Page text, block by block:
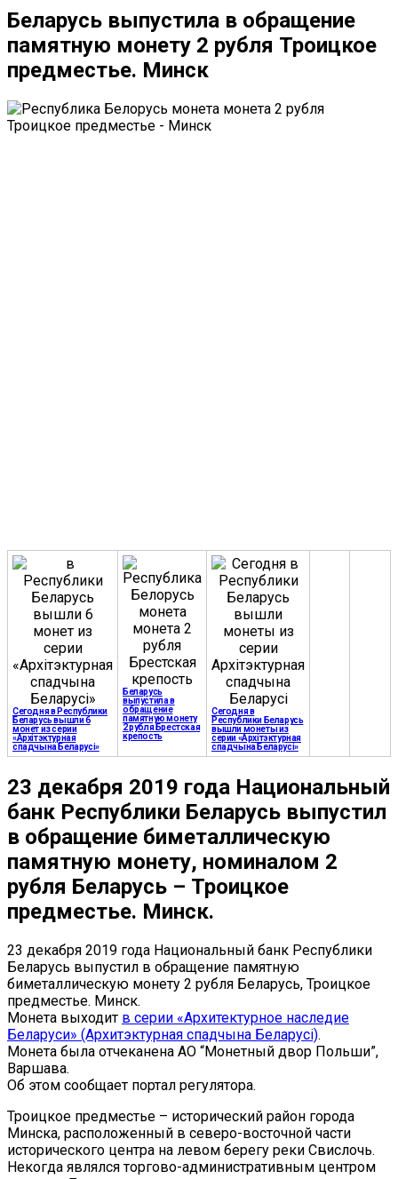
Беларусь выпустила в обращение
памятную монету 2 рубля Троицкое
предместье. Минск
Сегодня в Республики
Беларусь вышли 6
монет из серии
«Архітэктурная
спадчына Беларусі»
Беларусь
выпустила в
обращение
памятную монету
2 рубля Брестская
крепость
Сегодня в
Республики Беларусь
вышли монеты из
серии «Архітэктурная
спадчына Беларусі»
23 декабря 2019 года Национальный
банк Республики Беларусь выпустил
в обращение биметаллическую
памятную монету, номиналом 2
рубля Беларусь – Троицкое
предместье. Минск.
23 декабря 2019 года Национальный банк Республики
Беларусь выпустил в обращение памятную
биметаллическую монету 2 рубля Беларусь, Троицкое
предместье. Минск.
Монета выходит в серии «Архитектурное наследие
Беларуси» (Архитэктурная спадчына Беларусі).
Монета была отчеканена АО “Монетный двор Польши”,
Варшава.
Об этом сообщает портал регулятора.
Троицкое предместье – исторический район города
Минска, расположенный в северо-восточной части
исторического центра на левом берегу реки Свислочь.
Некогда являлся торгово-административным центром